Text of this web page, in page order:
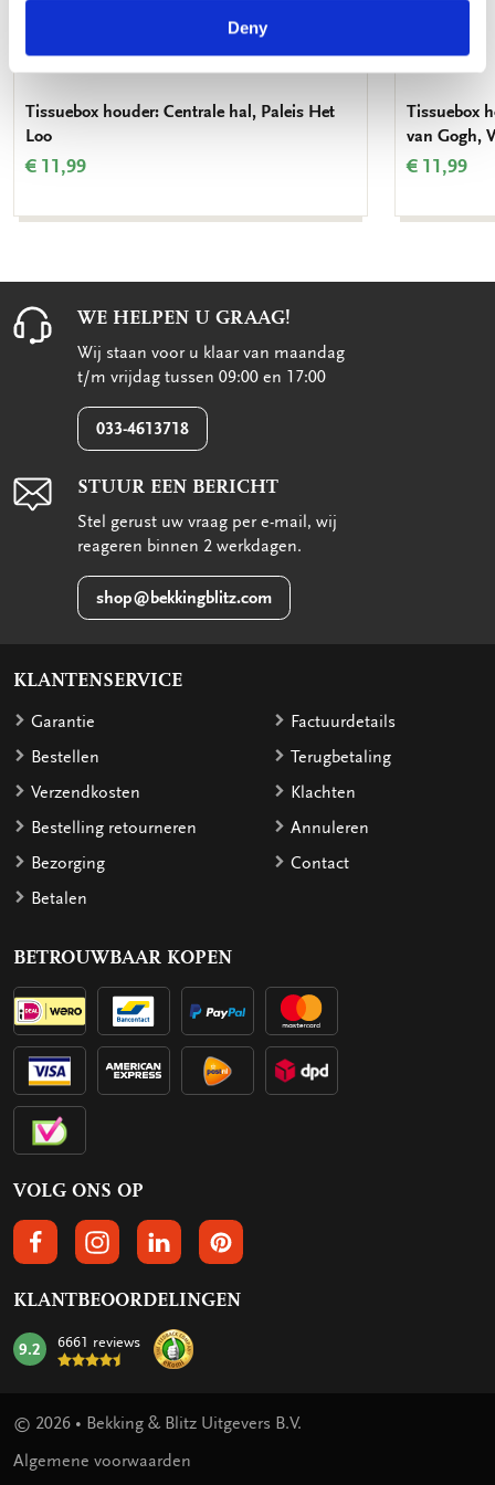
Deny
Tissuebox houder: Centrale hal, Paleis Het
Loo
€ 11,99
Tissuebox
van Gogh,
€ 11,99
WE HELPEN U GRAAG!
Wij staan voor u klaar van maandag
t/m vrijdag tussen 09:00 en 17:00
033-4613718
STUUR EEN BERICHT
Stel gerust uw vraag per e-mail, wij
reageren binnen 2 werkdagen.
shop@bekkingblitz.com
KLANTENSERVICE
Garantie
Bestellen
Verzendkosten
Bestelling retourneren
Bezorging
Betalen
Factuurdetails
Terugbetaling
Klachten
Annuleren
Contact
BETROUWBAAR KOPEN
VOLG ONS OP
VOLGS ONS OP FACEBOOK
VOLG ONS OP INSTAGRAM
VOLG ONS OP LINKEDIN
VOLG ONS OP PINTEREST
KLANTBEOORDELINGEN
mark:
9.2 6661 reviews
© 2026 • Bekking & Blitz Uitgevers B.V.
Algemene voorwaarden